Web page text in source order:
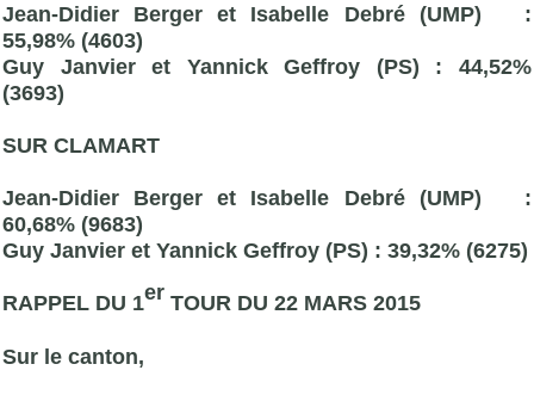
Jean-Didier Berger et Isabelle Debré (UMP) :
55,98% (4603)
Guy Janvier et Yannick Geffroy (PS) : 44,52%
(3693)
SUR CLAMART
Jean-Didier Berger et Isabelle Debré (UMP) :
60,68% (9683)
Guy Janvier et Yannick Geffroy (PS) : 39,32% (6275)
RAPPEL DU 1er TOUR DU 22 MARS 2015
Sur le canton,